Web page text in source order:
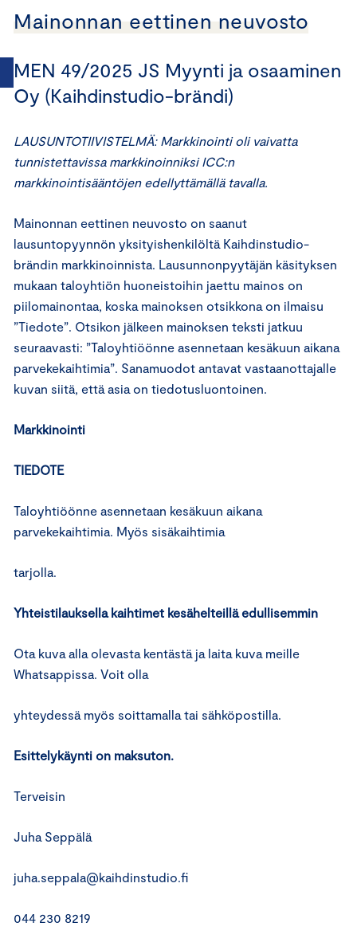
Mainonnan eettinen neuvosto
MEN 49/2025 JS Myynti ja osaaminen
Oy (Kaihdinstudio-brändi)
LAUSUNTOTIIVISTELMÄ: Markkinointi oli vaivatta
tunnistettavissa markkinoinniksi ICC:n
markkinointisääntöjen edellyttämällä tavalla.
Mainonnan eettinen neuvosto on saanut
lausuntopyynnön yksityishenkilöltä Kaihdinstudio-
brändin markkinoinnista. Lausunnonpyytäjän käsityksen
mukaan taloyhtiön huoneistoihin jaettu mainos on
piilomainontaa, koska mainoksen otsikkona on ilmaisu
”Tiedote”. Otsikon jälkeen mainoksen teksti jatkuu
seuraavasti: ”Taloyhtiöönne asennetaan kesäkuun aikana
parvekekaihtimia”. Sanamuodot antavat vastaanottajalle
kuvan siitä, että asia on tiedotusluontoinen.
Markkinointi
TIEDOTE
Taloyhtiöönne asennetaan kesäkuun aikana
parvekekaihtimia. Myös sisäkaihtimia
tarjolla.
Yhteistilauksella kaihtimet kesähelteillä edullisemmin
Ota kuva alla olevasta kentästä ja laita kuva meille
Whatsappissa. Voit olla
yhteydessä myös soittamalla tai sähköpostilla.
Esittelykäynti on maksuton.
Terveisin
Juha Seppälä
juha.seppala@kaihdinstudio.fi
044 230 8219